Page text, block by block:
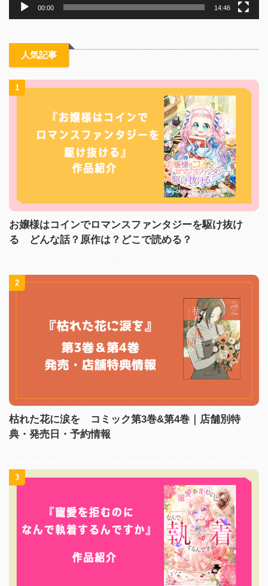
00:00 14:46
人気記事
1
お嬢様はコインでロマンスファンタジーを駆け抜け
る どんな話？原作は？どこで読める？
2
枯れた花に涙を コミック第3巻&第4巻｜店舗別特
典・発売日・予約情報
3